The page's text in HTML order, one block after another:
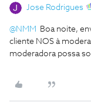
Jose Rodrigues
@NMM
Boa noite,
cliente NOS à
moderadora possa